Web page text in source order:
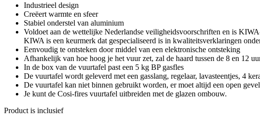
Industrieel design
Creëert warmte en sfeer
Stabiel onderstel van aluminium
Voldoet aan de wettelijke Nederlandse veiligheidsvoorschriften en is
KIWA is een keurmerk dat gespecialiseerd is in kwaliteitsverklaringen
Eenvoudig te ontsteken door middel van een elektronische ontsteking
Afhankelijk van hoe hoog je het vuur zet, zal de haard tussen de 8 en 12
In de box van de vuurtafel past een 5 kg BP gasfles
De vuurtafel wordt geleverd met een gasslang, regelaar, lavasteentjes, 4
De vuurtafel kan niet binnen gebruikt worden, er moet altijd een open
Je kunt de Cosi-fires vuurtafel uitbreiden met de glazen ombouw.
Product is inclusief